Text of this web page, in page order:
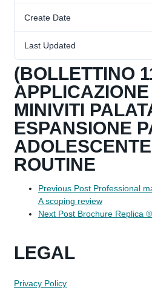
Create Date
Last Updated
(BOLLETTINO
MINIVITI
ESPANSIONE
ROUTINE
Previous Post Professional
A scoping review
Next Post Brochure Replica ®
LEGAL
Privacy Policy